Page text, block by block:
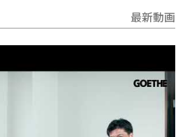
最新動画